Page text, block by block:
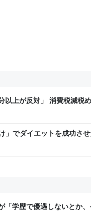
以上が反対」 消費税減税
ットライト】｜FNNプラ
」でダイエットを成功さ
ソッドに驚き | 日刊SPA!
「学歴で優遇しないとか、